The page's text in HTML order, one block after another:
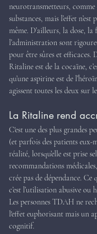
neurotransmetteurs, comme
substances, mais l’effet
même. D’ailleurs, la dose,
l’administration sont
pour être sûres et efficaces.
Ritaline est de la cocaïne,
qu’une aspirine est de
agissent toutes les deux sur
La Ritaline rend
C'est une des plus grandes
(et parfois des patients eux-
réalité, lorsqu’elle est prise
recommandations
crée pas de dépendance.
c’est l’utilisation abusive ou
Les personnes TDAH ne
l'effet euphorisant mais un
cognitif.